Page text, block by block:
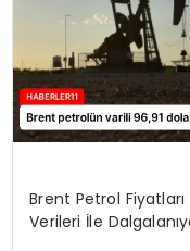
Brent Petrol
Verileri İle